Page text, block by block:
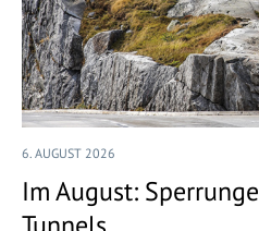
6. AUGUST 2026
Im August: